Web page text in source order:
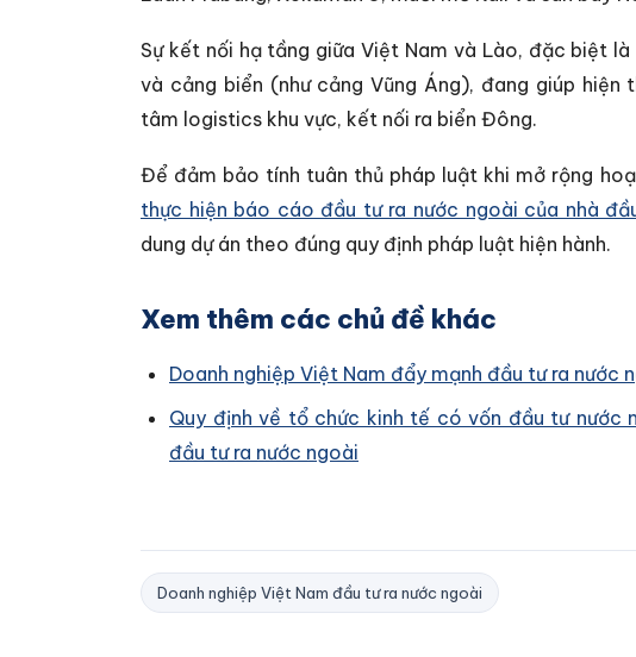
Sự kết nối hạ tầng giữa Việt Nam và Lào, đặc biệt
và cảng biển (như cảng Vũng Áng), đang giúp
tâm logistics khu vực, kết nối ra biển Đông.
Để đảm bảo tính tuân thủ pháp luật khi mở rộng
thực hiện báo cáo đầu tư ra nước ngoài của nhà
dung dự án theo đúng quy định pháp luật hiện hành.
Xem thêm các chủ đề khác
Doanh nghiệp Việt Nam đẩy mạnh đầu tư ra nước
Quy định về tổ chức kinh tế có vốn đầu tư nước
đầu tư ra nước ngoài
Doanh nghiệp Việt Nam đầu tư ra nước ngoài